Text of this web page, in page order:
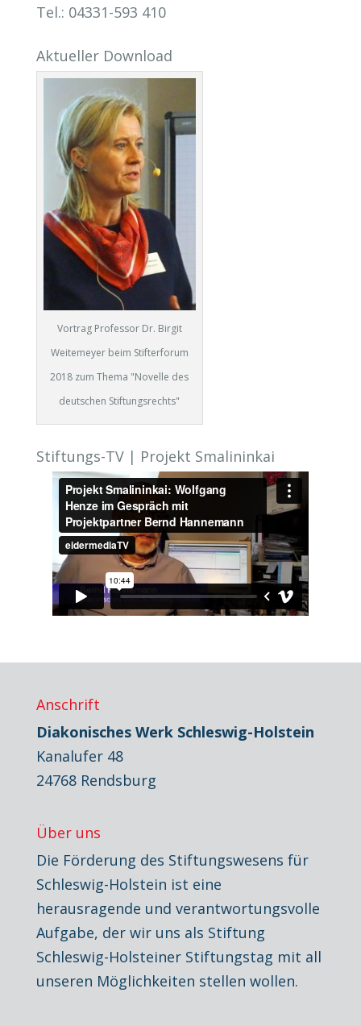
Tel.: 04331-593 410
Aktueller Download
Vortrag Professor Dr. Birgit
Weitemeyer beim Stifterforum
2018 zum Thema "Novelle des
deutschen Stiftungsrechts"
Stiftungs-TV | Projekt Smalininkai
Anschrift
Diakonisches Werk Schleswig-Holstein
Kanalufer 48
24768 Rendsburg
Über uns
Die Förderung des Stiftungswesens für
Schleswig-Holstein ist eine
herausragende und verantwortungsvolle
Aufgabe, der wir uns als Stiftung
Schleswig-Holsteiner Stiftungstag mit all
unseren Möglichkeiten stellen wollen.